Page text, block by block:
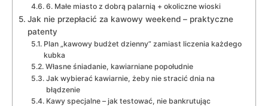
6. Małe miasto z dobrą palarnią + okoliczne wioski
Jak nie przepłacić za kawowy weekend – praktyczne
patenty
Plan „kawowy budżet dzienny” zamiast liczenia każdego
kubka
Własne śniadanie, kawiarniane popołudnie
Jak wybierać kawiarnie, żeby nie stracić dnia na
błądzenie
Kawy specjalne – jak testować, nie bankrutując